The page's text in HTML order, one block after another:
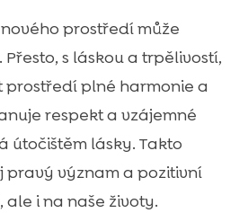
prostředí může
s láskou a trpělivostí,
plné harmonie a
respekt a vzájemné
útočištěm lásky. Takto
pravý význam a pozitivní
i na naše životy.